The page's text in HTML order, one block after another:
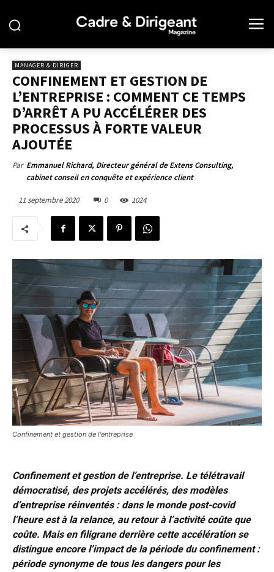
MANAGER & DIRIGER
CONFINEMENT ET GESTION DE
L’ENTREPRISE : COMMENT CE TEMPS
D’ARRÊT A PU ACCÉLÉRER DES
PROCESSUS À FORTE VALEUR
AJOUTÉE
Par Emmanuel Richard, Directeur général de Extens Consulting,
cabinet conseil en conquête et expérience client
11 septembre 2020 0 1024
Confinement et gestion de l'entreprise
Confinement et gestion de l’entreprise. Le télétravail
démocratisé, des projets accélérés, des modèles
d’entreprise réinventés : dans le monde post-covid
l’heure est à la relance, au retour à l’activité coûte que
coûte. Mais en filigrane derrière cette accélération se
distingue encore l’impact de la période du confinement :
période synonyme de tous les dangers pour les